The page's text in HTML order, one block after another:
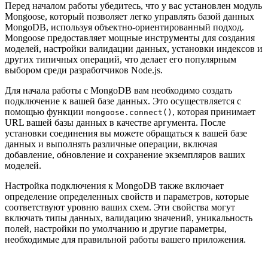
Перед началом работы убедитесь, что у вас установлен модуль
Mongoose, который позволяет легко управлять базой данных
MongoDB, используя объектно-ориентированный подход.
Mongoose предоставляет мощные инструменты для создания
моделей, настройки валидации данных, установки индексов и
других типичных операций, что делает его популярным
выбором среди разработчиков Node.js.
Для начала работы с MongoDB вам необходимо создать
подключение к вашей базе данных. Это осуществляется с
помощью функции mongoose.connect() , которая принимает
URL вашей базы данных в качестве аргумента. После
установки соединения вы можете обращаться к вашей базе
данных и выполнять различные операции, включая
добавление, обновление и сохранение экземпляров ваших
моделей.
Настройка подключения к MongoDB также включает
определение определенных свойств и параметров, которые
соответствуют уровню ваших схем. Эти свойства могут
включать типы данных, валидацию значений, уникальность
полей, настройки по умолчанию и другие параметры,
необходимые для правильной работы вашего приложения.